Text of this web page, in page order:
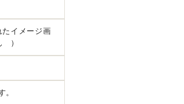
たイメージ画
）
。